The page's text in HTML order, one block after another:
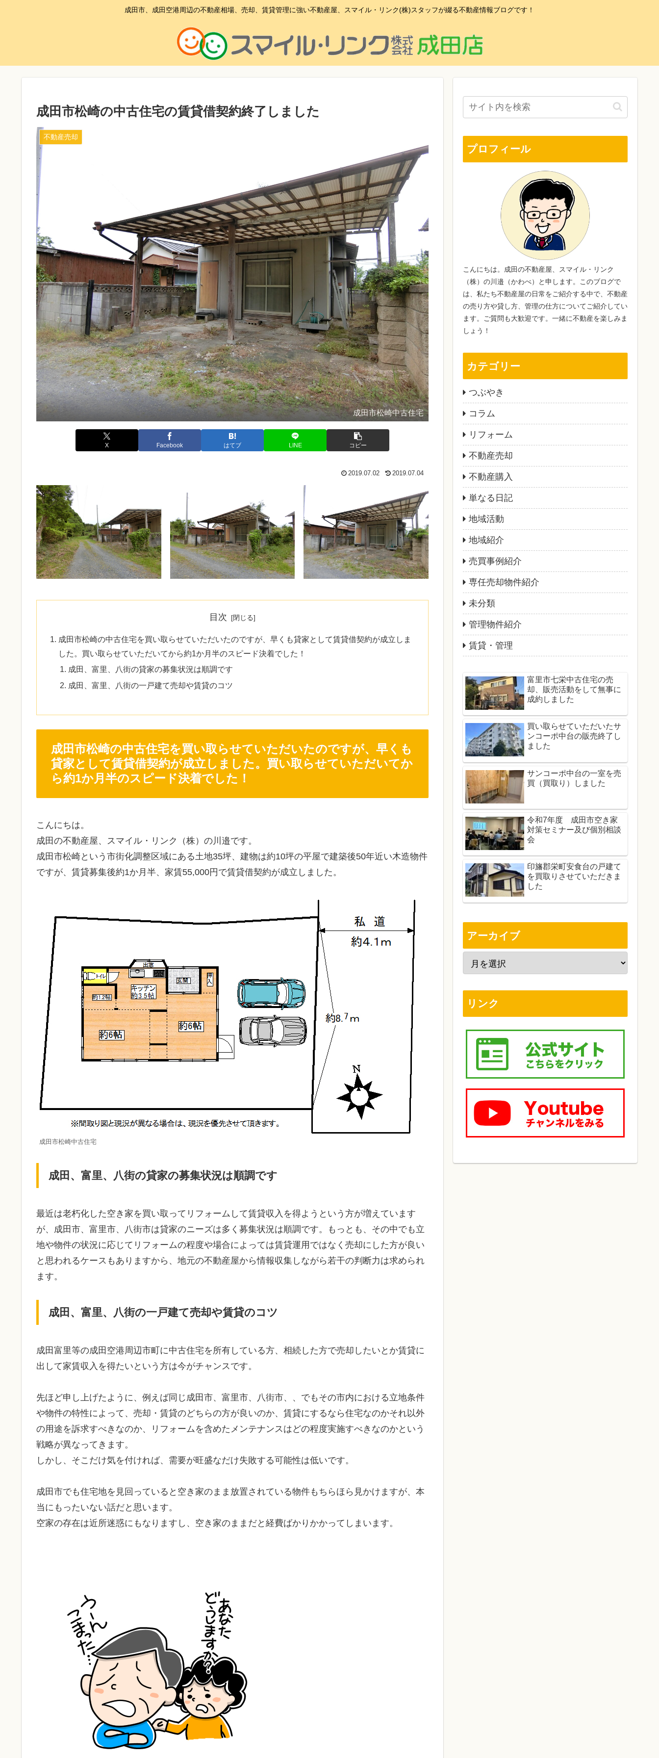
成田市、成田空港周辺の不動産相場、売却、賃貸管理に強い不動産屋、スマイル・リンク(株)スタッフが綴る不動産情報ブログです！
成田市松崎の中古住宅の賃貸借契約終了しました
不動産売却
成田市松崎中古住宅
X Facebook はてブ LINE コピー
2019.07.02 2019.07.04
目次
成田市松崎の中古住宅を買い取らせていただいたのですが、早くも貸家として賃貸借契約が成立しま
した。買い取らせていただいてから約1か月半のスピード決着でした！
成田、富里、八街の貸家の募集状況は順調です
成田、富里、八街の一戸建て売却や賃貸のコツ
成田市松崎の中古住宅を買い取らせていただいたのですが、早くも
貸家として賃貸借契約が成立しました。買い取らせていただいてか
ら約1か月半のスピード決着でした！
こんにちは。
成田の不動産屋、スマイル・リンク（株）の川邉です。
成田市松崎という市街化調整区域にある土地35坪、建物は約10坪の平屋で建築後50年近い木造物件
ですが、賃貸募集後約1か月半、家賃55,000円で賃貸借契約が成立しました。
成田市松崎中古住宅
成田、富里、八街の貸家の募集状況は順調です
最近は老朽化した空き家を買い取ってリフォームして賃貸収入を得ようという方が増えています
が、成田市、富里市、八街市は貸家のニーズは多く募集状況は順調です。もっとも、その中でも立
地や物件の状況に応じてリフォームの程度や場合によっては賃貸運用ではなく売却にした方が良い
と思われるケースもありますから、地元の不動産屋から情報収集しながら若干の判断力は求められ
ます。
成田、富里、八街の一戸建て売却や賃貸のコツ
成田富里等の成田空港周辺市町に中古住宅を所有している方、相続した方で売却したいとか賃貸に
出して家賃収入を得たいという方は今がチャンスです。
先ほど申し上げたように、例えば同じ成田市、富里市、八街市、、でもその市内における立地条件
や物件の特性によって、売却・賃貸のどちらの方が良いのか、賃貸にするなら住宅なのかそれ以外
の用途を訴求すべきなのか、リフォームを含めたメンテナンスはどの程度実施すべきなのかという
戦略が異なってきます。
しかし、そこだけ気を付ければ、需要が旺盛なだけ失敗する可能性は低いです。
成田市でも住宅地を見回っていると空き家のまま放置されている物件もちらほら見かけますが、本
当にもったいない話だと思います。
空家の存在は近所迷惑にもなりますし、空き家のままだと経費ばかりかかってしまいます。
プロフィール
こんにちは。成田の不動産屋、スマイル・リンク
（株）の川邉（かわべ）と申します。このブログで
は、私たち不動産屋の日常をご紹介する中で、不動産
の売り方や貸し方、管理の仕方についてご紹介してい
ます。ご質問も大歓迎です。一緒に不動産を楽しみま
しょう！
カテゴリー
つぶやき
コラム
リフォーム
不動産売却
不動産購入
単なる日記
地域活動
地域紹介
売買事例紹介
専任売却物件紹介
未分類
管理物件紹介
賃貸・管理
富里市七栄中古住宅の売
却、販売活動をして無事に
成約しました
買い取らせていただいたサ
ンコーポ中台の販売終了し
ました
サンコーポ中台の一室を売
買（買取り）しました
令和7年度 成田市空き家
対策セミナー及び個別相談
会
印旛郡栄町安食台の戸建て
を買取りさせていただきま
した
アーカイブ
リンク